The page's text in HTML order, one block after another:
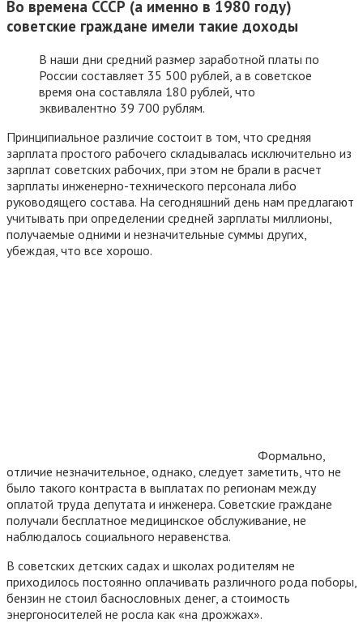
Во времена СССР (а именно в 1980 году)
советские граждане имели такие доходы
В наши дни средний размер заработной платы по
России составляет 35 500 рублей, а в советское
время она составляла 180 рублей, что
эквивалентно 39 700 рублям.
Принципиальное различие состоит в том, что средняя
зарплата простого рабочего складывалась исключительно из
зарплат советских рабочих, при этом не брали в расчет
зарплаты инженерно-технического персонала либо
руководящего состава. На сегодняшний день нам предлагают
учитывать при определении средней зарплаты миллионы,
получаемые одними и незначительные суммы других,
убеждая, что все хорошо.
Формально,
отличие незначительное, однако, следует заметить, что не
было такого контраста в выплатах по регионам между
оплатой труда депутата и инженера. Советские граждане
получали бесплатное медицинское обслуживание, не
наблюдалось социального неравенства.
В советских детских садах и школах родителям не
приходилось постоянно оплачивать различного рода поборы,
бензин не стоил баснословных денег, а стоимость
энергоносителей не росла как «на дрожжах».